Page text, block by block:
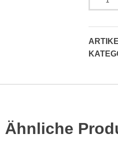
Menge
Ähnliche